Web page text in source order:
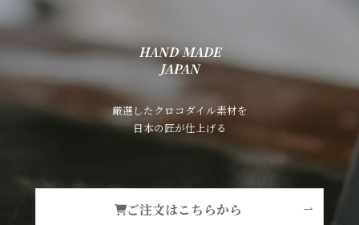
HAND MADE
JAPAN
厳選したクロコダイル素材を
日本の匠が仕上げる
ご注文はこちらから